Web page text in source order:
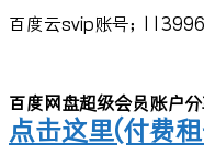
百度云svip账号；
百度网盘超级会员账户
点击这里(付费租